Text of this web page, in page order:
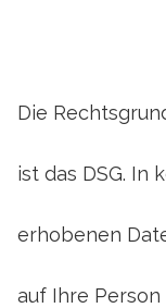
Die
ist das DSG. In
erhobenen
auf Ihre Person